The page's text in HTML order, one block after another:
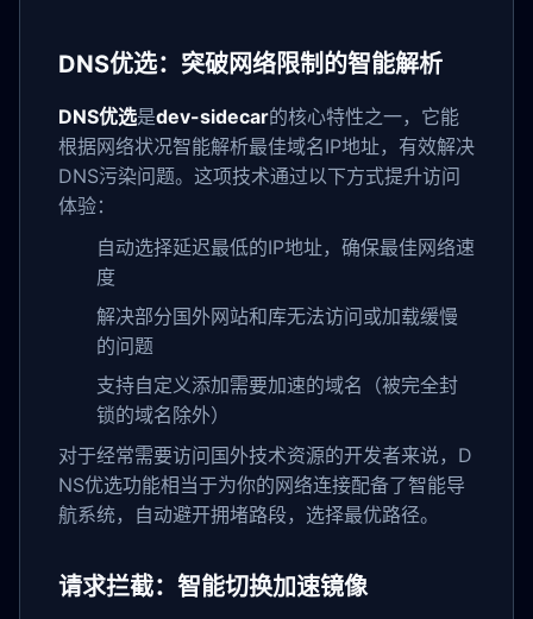
DNS优选：突破网络限制的智能解析
DNS优选是dev-sidecar的核心特性之一，它能
根据网络状况智能解析最佳域名IP地址，有效解决
DNS污染问题。这项技术通过以下方式提升访问
体验：
自动选择延迟最低的IP地址，确保最佳网络速
度
解决部分国外网站和库无法访问或加载缓慢
的问题
支持自定义添加需要加速的域名（被完全封
锁的域名除外）
对于经常需要访问国外技术资源的开发者来说，D
NS优选功能相当于为你的网络连接配备了智能导
航系统，自动避开拥堵路段，选择最优路径。
请求拦截：智能切换加速镜像